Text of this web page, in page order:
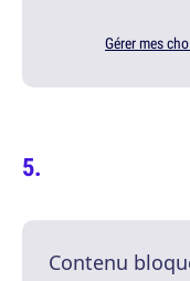
Gérer mes
Contenu